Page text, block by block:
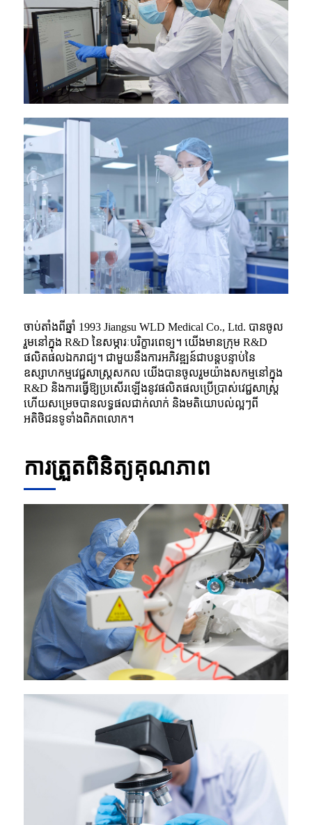
ចាប់តាំងពីឆ្នាំ 1993 Jiangsu WLD Medical Co., Ltd. បានចូល
រួមនៅក្នុង R&D នៃសម្ភារៈបរិក្ខារពេទ្យ។ យើងមានក្រុម R&D
ផលិតផលឯករាជ្យ។ ជាមួយនឹងការអភិវឌ្ឍន៍ជាបន្តបន្ទាប់នៃ
ឧស្សាហកម្មវេជ្ជសាស្ត្រសកល យើងបានចូលរួមយ៉ាងសកម្មនៅក្នុង
R&D និងការធ្វើឱ្យប្រសើរឡើងនូវផលិតផលប្រើប្រាស់វេជ្ជសាស្រ្ត
ហើយសម្រេចបានលទ្ធផលជាក់លាក់ និងមតិយោបល់ល្អៗពី
អតិថិជនទូទាំងពិភពលោក។
ការត្រួតពិនិត្យគុណភាព